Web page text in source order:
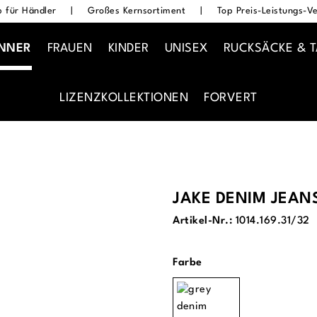
für Händler Großes Kernsortiment Top Preis-Leistungs-
FRAUEN KINDER UNISEX RUCKSÄCKE &
LIZENZKOLLEKTIONEN FORVERT
JAKE DENIM
Artikel-Nr.: 1014.169.31/32
Farbeauswählen